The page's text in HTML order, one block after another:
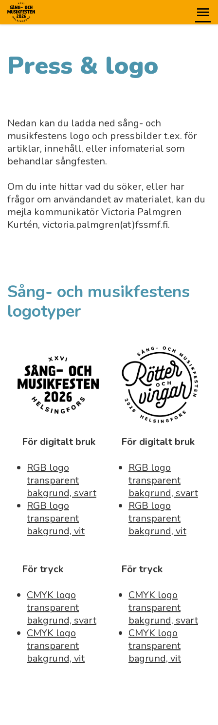
Press & logo
Nedan kan du ladda ned sång- och
musikfestens logo och pressbilder t.ex. för
artiklar, innehåll, eller infomaterial som
behandlar sångfesten.
Om du inte hittar vad du söker, eller har
frågor om användandet av materialet, kan du
mejla kommunikatör Victoria Palmgren
Kurtén, victoria.palmgren(at)fssmf.fi.
Sång- och musikfestens
logotyper
För digitalt bruk
RGB logo
transparent
bakgrund, svart
RGB logo
transparent
bakgrund, vit
För digitalt bruk
RGB logo
transparent
bakgrund, svart
RGB logo
transparent
bakgrund, vit
För tryck
CMYK logo
transparent
bakgrund, svart
CMYK logo
transparent
bakgrund, vit
För tryck
CMYK logo
transparent
bakgrund, svart
CMYK logo
transparent
bagrund, vit